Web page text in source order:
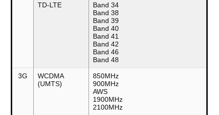
TD-LTE
Band 34
Band 38
Band 39
Band 40
Band 41
Band 42
Band 46
Band 48
3G
WCDMA
(UMTS)
850MHz
900MHz
AWS
1900MHz
2100MHz